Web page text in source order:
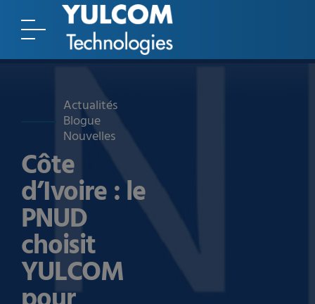
Actualités
Blogue
Nouvelles
Côte
d’Ivoire : le
PNUD
choisit
YULCOM